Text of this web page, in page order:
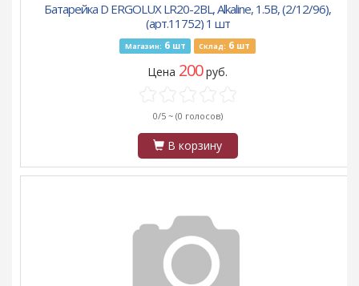
Батарейка D ERGOLUX LR20-2BL, Alkaline, 1.5B, (2/12/96),
(арт.11752) 1 шт
Магазин: 6шт Склад: 6 шт
Цена 200руб.
0/5 ~ (0 голосов)
В корзину